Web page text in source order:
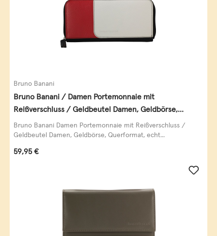
Bruno Banani
Bruno Banani / Damen Portemonnaie mit
Reißverschluss / Geldbeutel Damen, Geldbörse,
Querformat, echt Leder, black/white/red
Bruno Banani Damen Portemonnaie mit Reißverschluss /
Geldbeutel Damen, Geldbörse, Querformat, echt...
Regulärer Preis:
59,95 €